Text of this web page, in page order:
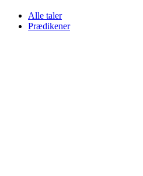
Alle taler
Prædikener